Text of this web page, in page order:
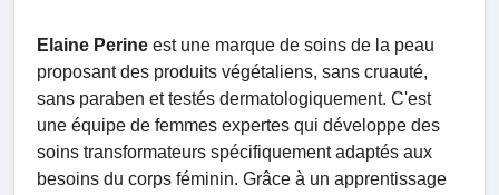
Elaine Perine est une marque de soins de la peau
proposant des produits végétaliens, sans cruauté,
sans paraben et testés dermatologiquement. C'est
une équipe de femmes expertes qui développe des
soins transformateurs spécifiquement adaptés aux
besoins du corps féminin. Grâce à un apprentissage